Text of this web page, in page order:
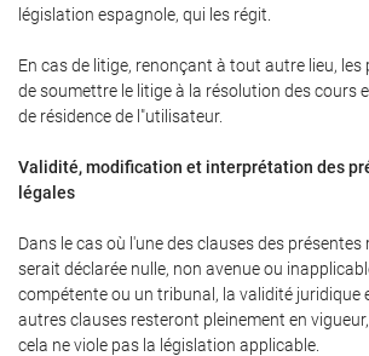
législation espagnole, qui les régit.
En cas de litige, renonçant à tout autre lieu,
de soumettre le litige à la résolution des cours
de résidence de l"utilisateur.
Validité, modification et interprétation des
légales
Dans le cas où l'une des clauses des
serait déclarée nulle, non avenue ou
compétente ou un tribunal, la validité juridique
autres clauses resteront pleinement en
cela ne viole pas la législation applicable.